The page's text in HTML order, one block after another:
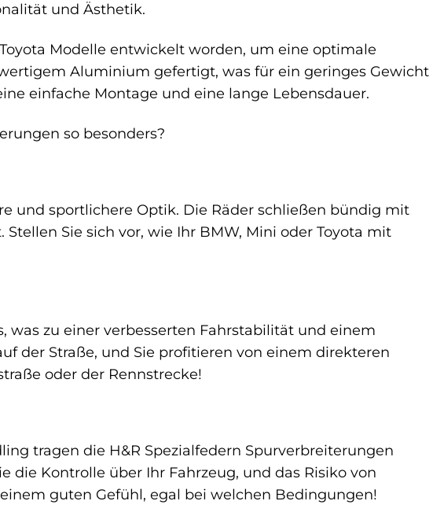
und Ästhetik.
Modelle entwickelt worden, um eine optimale
Aluminium gefertigt, was für ein geringes Gewicht
einfache Montage und eine lange Lebensdauer.
so besonders?
und sportlichere Optik. Die Räder schließen bündig mit
Sie sich vor, wie Ihr BMW, Mini oder Toyota mit
was zu einer verbesserten Fahrstabilität und einem
der Straße, und Sie profitieren von einem direkteren
oder der Rennstrecke!
tragen die H&R Spezialfedern Spurverbreiterungen
die Kontrolle über Ihr Fahrzeug, und das Risiko von
guten Gefühl, egal bei welchen Bedingungen!